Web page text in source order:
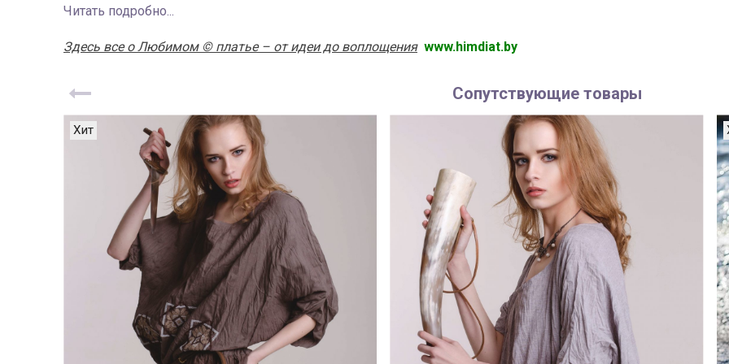
Читать подробно...
Здесь все о Любимом © платье – от идеи до воплощения www.himdiat.by
Сопутствующие товары
Хит